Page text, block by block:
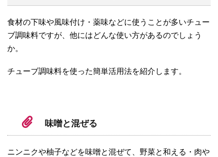
食材の下味や風味付け・薬味などに使うことが多いチュー
ブ調味料ですが、他にはどんな使い方があるのでしょう
か。
チューブ調味料を使った簡単活用法を紹介します。
味噌と混ぜる
ニンニクや柚子などを味噌と混ぜて、野菜と和える・肉や